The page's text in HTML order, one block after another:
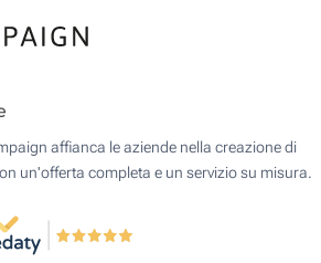
affianca le aziende nella creazione di
un'offerta completa e un servizio su misura.